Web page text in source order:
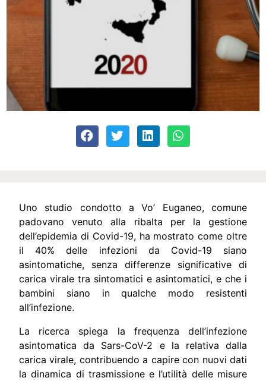
Uno studio condotto a Vo’ Euganeo, comune
padovano venuto alla ribalta per la gestione
dell’epidemia di Covid-19, ha mostrato come oltre
il 40% delle infezioni da Covid-19 siano
asintomatiche, senza differenze significative di
carica virale tra sintomatici e asintomatici, e che i
bambini siano in qualche modo resistenti
all’infezione.
La ricerca spiega la frequenza dell’infezione
asintomatica da Sars-CoV-2 e la relativa dalla
carica virale, contribuendo a capire con nuovi dati
la dinamica di trasmissione e l’utilità delle misure